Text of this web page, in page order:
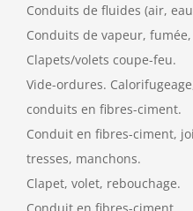
Conduits de fluides (air,
Conduits de vapeur,
Clapets/volets coupe-feu.
Vide-ordures.
conduits en fibres-ciment.
Conduit en fibres-ciment,
tresses, manchons.
Clapet, volet, rebouchage.